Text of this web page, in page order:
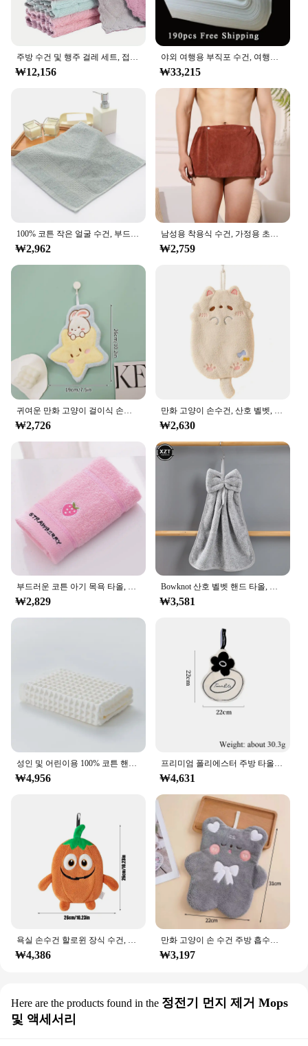
₩12,156 ₩33,215
₩2,962 ₩2,759
₩2,726 ₩2,630
부드러운 코튼 아기 목욕 타올, 만화 과일 얼굴 타올, 신생아, 부드러운 흡수성 수건, 어린이 샤워 타월, 50x25cm
₩2,829
Bowknot 산호 벨벳 핸드 타올, 주방용, 욕실, 극세사, 부드러운 속건성, 흡수성, 청소용 천, 가정용 테리 타올, 신제품
₩3,581
성인 및 어린이용 100% 코튼 핸드타올, 격자 무늬 핸드타올, 얼굴 관리 매직 욕실 스포츠 와플 타올, 34x74cm, 1PC, 2020 신제품
₩4,956
프리미엄 폴리에스터 주방 타올, 카멜리아 향수 패턴, 부드러운 손 닦기 천, 흡수성 및 빠른 건조 접시 타올, 손 닦기, 1PC
₩4,631
욕실 손수건 할로윈 장식 수건, 호박 해골 뱀파이어, 접시 수건, 매달리는 손 수건
₩4,386
만화 고양이 손 수건 주방 흡수성 청소 천, 부드러운 걸이식 손 천, 욕실 장식 수건, 가정 주방 장식
₩3,197
Here are the products found in the 정전기 먼지 제거 Mops
및 액세서리